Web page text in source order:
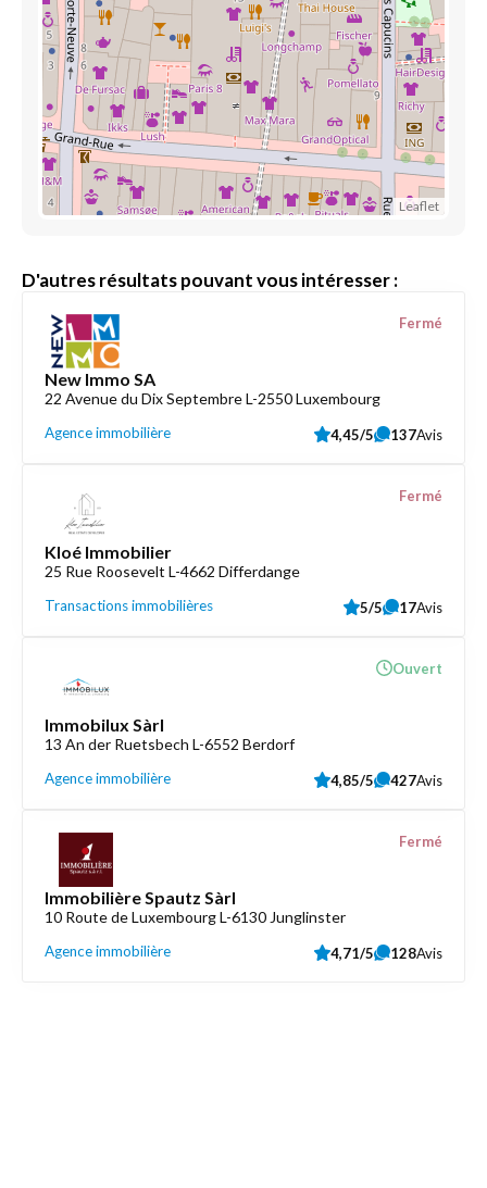
Leaflet
D'autres résultats pouvant vous intéresser :
New Immo SA
22 Avenue du Dix Septembre L-2550 Luxembourg
Agence immobilière
Fermé
4,45/5 137Avis
Kloé Immobilier
25 Rue Roosevelt L-4662 Differdange
Transactions immobilières
Fermé
5/5 17Avis
Immobilux Sàrl
13 An der Ruetsbech L-6552 Berdorf
Agence immobilière
Ouvert
4,85/5 427Avis
Immobilière Spautz Sàrl
10 Route de Luxembourg L-6130 Junglinster
Agence immobilière
Fermé
4,71/5 128Avis